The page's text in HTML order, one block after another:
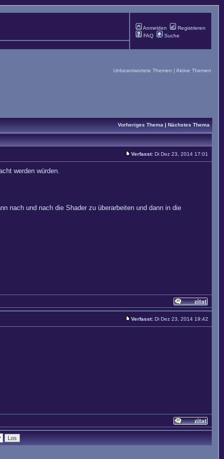
Anmelden
Registrieren
FAQ
Suche
Unbeantwortete Themen | Aktive Themen
Vorheriges Thema | Nächstes Thema
Verfasst: Di Dez 23, 2014 17:01
werden würden.
nach und nach die Shader zu überarbeiten und dann in die
Verfasst: Di Dez 23, 2014 19:42